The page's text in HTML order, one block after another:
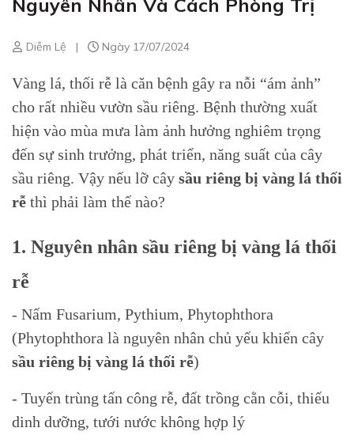
Nguyên Nhân Và Cách Phòng Trị
Diễm Lệ | Ngày 17/07/2024
Vàng lá, thối rễ là căn bệnh gây ra nỗi “ám ảnh”
cho rất nhiều vườn sầu riêng. Bệnh thường xuất
hiện vào mùa mưa làm ảnh hưởng nghiêm trọng
đến sự sinh trưởng, phát triển, năng suất của cây
sầu riêng. Vậy nếu lỡ cây sầu riêng bị vàng lá thối
rễ thì phải làm thế nào?
1. Nguyên nhân sầu riêng bị vàng lá thối
rễ
- Nấm Fusarium, Pythium, Phytophthora
(Phytophthora là nguyên nhân chủ yếu khiến cây
sầu riêng bị vàng lá thối rễ)
- Tuyến trùng tấn công rễ, đất trồng cằn cỗi, thiếu
dinh dưỡng, tưới nước không hợp lý